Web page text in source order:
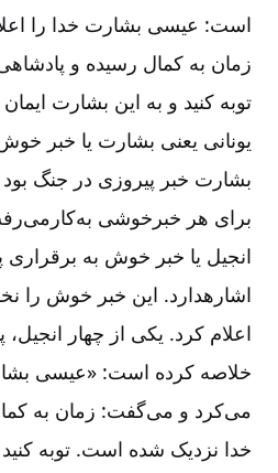
است: عیسی بشارت خدا را
زمان به کمال رسیده و
توبه کنید و به این بشارت
یونانی یعنی بشارت یا خبر
بشارت خبر پیروزی در جنگ
برای هر خبرخوشی
انجیل یا خبر خوش به برقراری
اشارهدارد. این خبر خوش را
اعلام کرد. یکی از چهار
خلاصه کرده است: «عیسی
می‌کرد و می‌گفت: زمان به
خدا نزدیک شده است. توبه